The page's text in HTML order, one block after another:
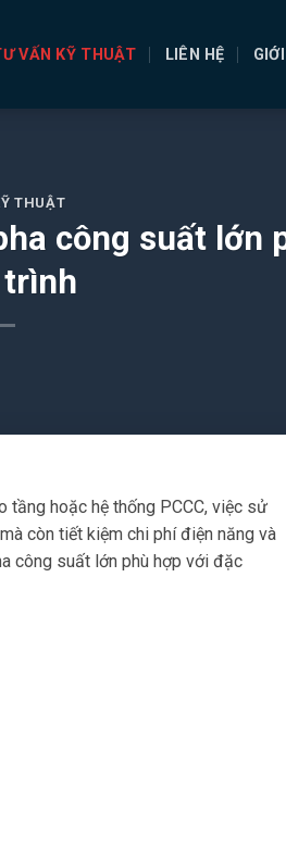
VẤN KỸ THUẬT LIÊN HỆ
THUẬT
công suất lớn
tầng hoặc hệ thống PCCC, việc sử
còn tiết kiệm chi phí điện năng và
công suất lớn phù hợp với đặc